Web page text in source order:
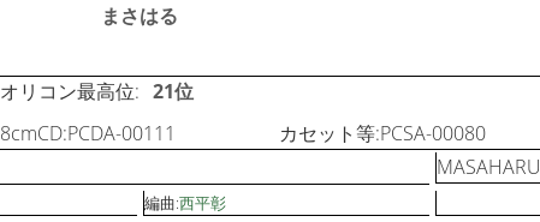
まさはる
オリコン最高位: 21位
8cmCD:PCDA-00111 カセット等:PCSA-00080
MASAHARU
編曲:西平彰